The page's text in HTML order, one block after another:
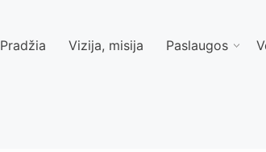
Pradžia Vizija, misija Paslaugos